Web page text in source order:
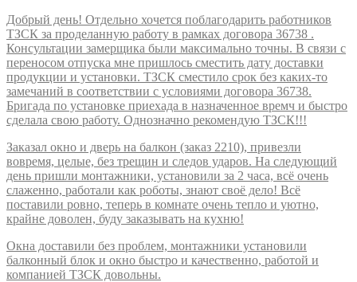
Добрый день! Отдельно хочется поблагодарить работников
ТЗСК за проделанную работу в рамках договора 36738 .
Консультации замерщика были максимально точны. В связи с
переносом отпуска мне пришлось сместить дату доставки
продукции и установки. ТЗСК сместило срок без каких-то
замечаний в соответствии с условиями договора 36738.
Бригада по установке приехада в назначенное времч и быстро
сделала свою работу. Однозначно рекомендую ТЗСК!!!
Заказал окно и дверь на балкон (заказ 2210), привезли
вовремя, целые, без трещин и следов ударов. На следующий
день пришли монтажники, установили за 2 часа, всё очень
слаженно, работали как роботы, знают своё дело! Всё
поставили ровно, теперь в комнате очень тепло и уютно,
крайне доволен, буду заказывать на кухню!
Окна доставили без проблем, монтажники установили
балконный блок и окно быстро и качественно, работой и
компанией ТЗСК довольны.